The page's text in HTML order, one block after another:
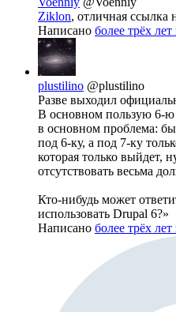
Ziklon, отличная ссылка
Написано более трёх лет
plustilino @plustilino
Разве выходил
В основном пользую 6-ю
в основном проблема:
под 6-ку, а под 7-ку
которая только выйдет,
отсутствовать весьма
Кто-нибудь может
использовать Drupal 6?»
Написано более трёх лет